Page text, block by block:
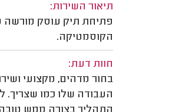
תיאור השירות:
פתיחת תיק עוסק מורשה
הקוסמטיקה.
חוות דעת:
בחור מדהים, מקצועי
העבודה שלו כמו שצריך.